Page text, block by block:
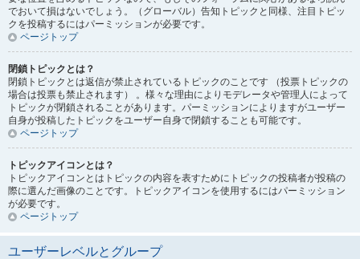
でおいて損はないでしょう。（グローバル）告知トピックと同様、注目トピッ
クを投稿するにはパーミッションが必要です。
ページトップ
閉鎖トピックとは？
閉鎖トピックとは返信が禁止されているトピックのことです （投票トピックの
場合は投票も禁止されます） 。様々な理由によりモデレータや管理人によって
トピックが閉鎖されることがあります。パーミッションによりますがユーザー
自身が投稿したトピックをユーザー自身で閉鎖することも可能です。
ページトップ
トピックアイコンとは？
トピックアイコンとはトピックの内容を表すためにトピックの投稿者が投稿の
際に選んだ画像のことです。トピックアイコンを使用するにはパーミッション
が必要です。
ページトップ
ユーザーレベルとグループ